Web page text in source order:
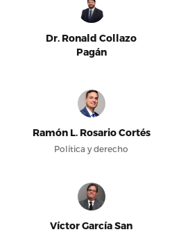
Dr. Ronald Collazo
Pagán
Ramón L. Rosario Cortés
Política y derecho
Víctor García San